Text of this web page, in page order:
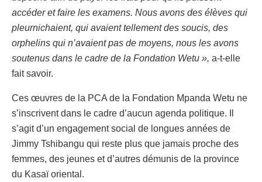
accéder et faire les examens. Nous avons des élèves qui
pleurnichaient, qui avaient tellement des soucis, des
orphelins qui n’avaient pas de moyens, nous les avons
soutenus dans le cadre de la Fondation Wetu », a-t-elle
fait savoir.
Ces œuvres de la PCA de la Fondation Mpanda Wetu ne
s’inscrivent dans le cadre d’aucun agenda politique. Il
s’agit d’un engagement social de longues années de
Jimmy Tshibangu qui reste plus que jamais proche des
femmes, des jeunes et d’autres démunis de la province
du Kasaï oriental.